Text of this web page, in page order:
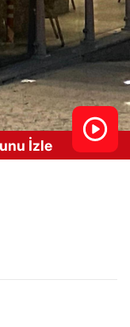
İzle